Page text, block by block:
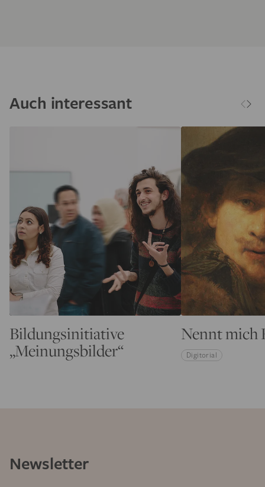
Auch interessant
Bildungsinitiative
„Meinungsbilder“
Nennt mich
Digitorial
Newsletter